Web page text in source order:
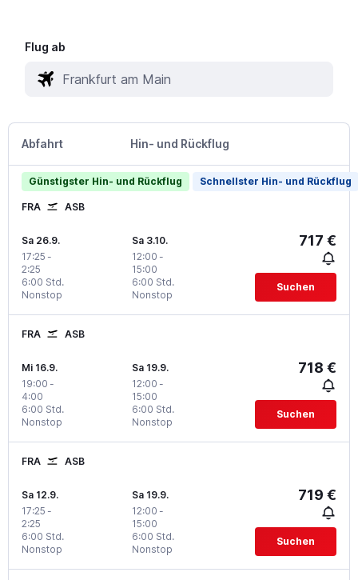
Flug ab
Abfahrt Hin- und Rückflug
Günstigster Hin- und Rückflug Schnellster Hin- und Rückflug
FRA ASB
Sa 26.9.
17:25 -
2:25
Nonstop
6:00 Std.
Sa 3.10.
12:00 -
15:00
Nonstop
6:00 Std.
717 €
Suchen
FRA ASB
Mi 16.9.
19:00 -
4:00
Nonstop
6:00 Std.
Sa 19.9.
12:00 -
15:00
Nonstop
6:00 Std.
718 €
Suchen
FRA ASB
Sa 12.9.
17:25 -
2:25
Nonstop
6:00 Std.
Sa 19.9.
12:00 -
15:00
Nonstop
6:00 Std.
719 €
Suchen